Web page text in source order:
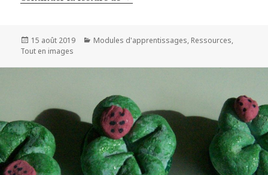
Publié
le
15 août 2019 Catégories
Modules d'apprentissages, Ressources,
Tout en images